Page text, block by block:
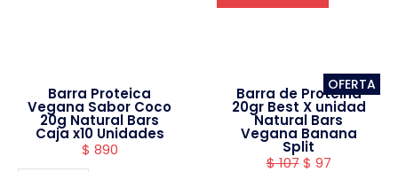
Barra Proteica
Vegana Sabor Coco
20g Natural Bars
Caja x10 Unidades
$ 890
OFERTA
Barra de Proteina
20gr Best X unidad
Natural Bars
Vegana Banana
Split
$107 $ 97